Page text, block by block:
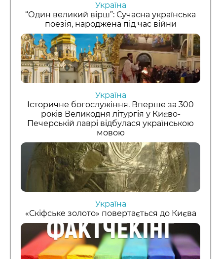
Україна
“Один великий вірш”: Сучасна українська
поезія, народжена під час війни
Україна
Історичне богослужіння. Вперше за 300
років Великодня літургія у Києво-
Печерській лаврі відбулася українською
мовою
Україна
«Скіфське золото» повертається до Києва